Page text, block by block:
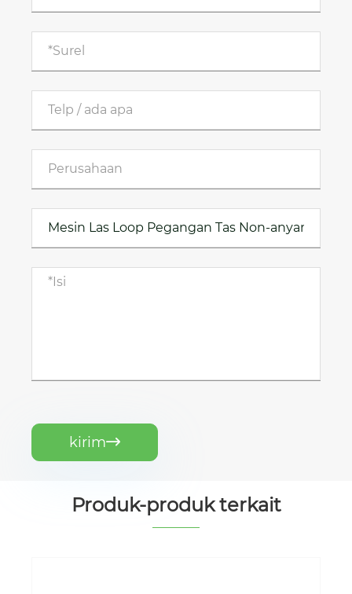
kirim
Produk-produk terkait